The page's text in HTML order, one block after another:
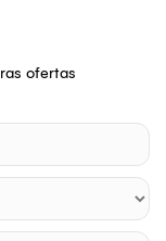
ofertas